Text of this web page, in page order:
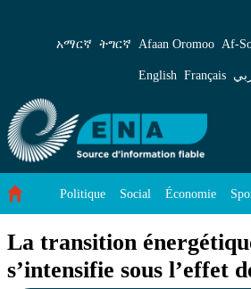
La transition énergétique de
አማርኛ ትግርኛ Afaan Oromoo
English Français
Politique Social Économie
La transition
s’intensifie sous l’effet